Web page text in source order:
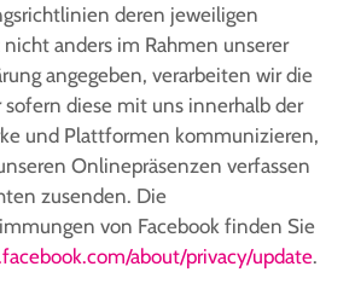
deren jeweiligen
anders im Rahmen unserer
angegeben, verarbeiten wir die
diese mit uns innerhalb der
und Plattformen kommunizieren,
Onlinepräsenzen verfassen
zusenden. Die
von Facebook finden Sie
about/privacy/update.